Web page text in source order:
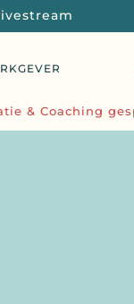
& Coaching